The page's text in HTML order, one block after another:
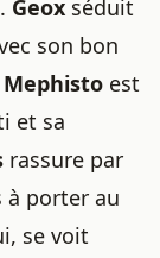
Geox séduit
son bon
Mephisto est
et sa
rassure par
à porter au
se voit